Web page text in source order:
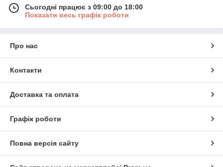
Сьогодні працює з 09:00 до 18:00
Показати весь графік роботи
Про нас
Контакти
Доставка та оплата
Графік роботи
Повна версія сайту